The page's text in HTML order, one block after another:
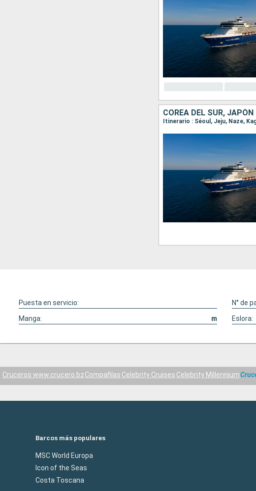
COREA DEL SUR, JAPÓN
Itinerario : Séoul, Jeju, Naze,
Puesta en servicio: N° de
Manga:
m Eslora:
Cruceros www.crucero.bzCompañías Celebrity Cruises Celebrity Millennium
Barcos más populares
MSC World Europa
Icon of the Seas
Costa Toscana